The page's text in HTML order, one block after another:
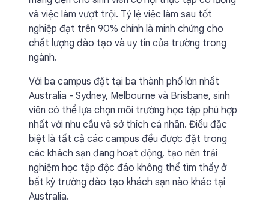
và việc làm vượt trội. Tỷ lệ việc làm sau tốt
nghiệp đạt trên 90% chính là minh chứng cho
chất lượng đào tạo và uy tín của trường trong
ngành.
Với ba campus đặt tại ba thành phố lớn nhất
Australia - Sydney, Melbourne và Brisbane, sinh
viên có thể lựa chọn môi trường học tập phù hợp
nhất với nhu cầu và sở thích cá nhân. Điều đặc
biệt là tất cả các campus đều được đặt trong
các khách sạn đang hoạt động, tạo nên trải
nghiệm học tập độc đáo không thể tìm thấy ở
bất kỳ trường đào tạo khách sạn nào khác tại
Australia.